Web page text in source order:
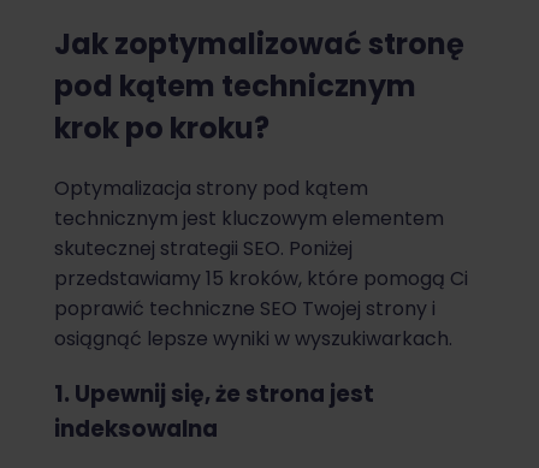
Jak zoptymalizować stronę
pod kątem technicznym
krok po kroku?
Optymalizacja strony pod kątem
technicznym jest kluczowym elementem
skutecznej strategii SEO. Poniżej
przedstawiamy 15 kroków, które pomogą Ci
poprawić techniczne SEO Twojej strony i
osiągnąć lepsze wyniki w wyszukiwarkach.
1. Upewnij się, że strona jest
indeksowalna